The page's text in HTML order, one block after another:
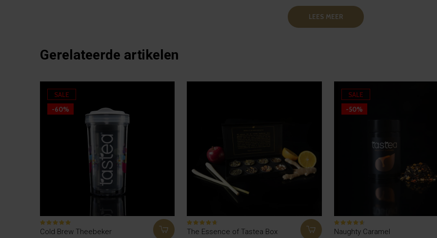
LEES MEER
Gerelateerde artikelen
SALE
-60%
Cold Brew Theebeker The Essence of Tastea Box
SALE
-50%
Naughty Caramel